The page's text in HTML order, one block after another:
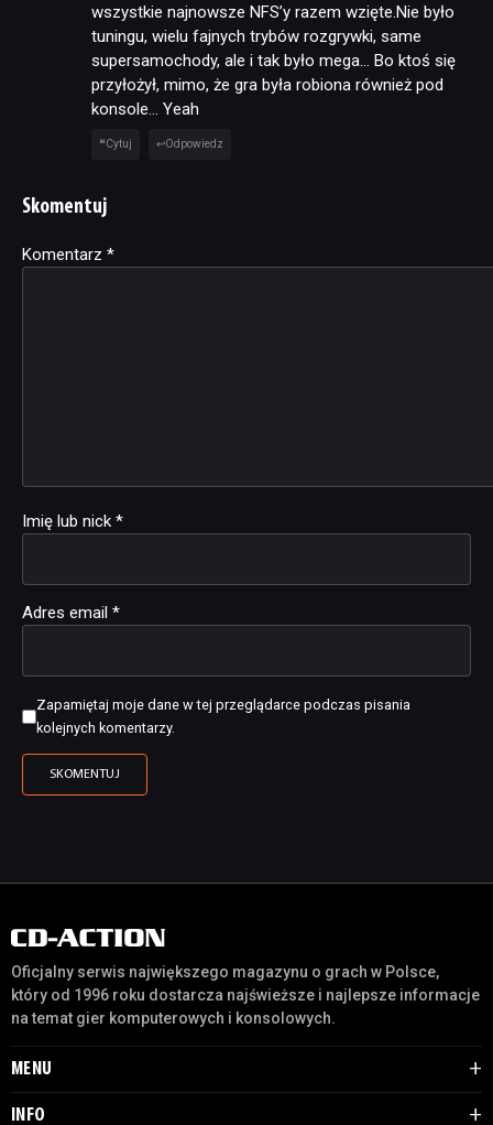
wszystkie najnowsze NFS’y razem wzięte.Nie było
tuningu, wielu fajnych trybów rozgrywki, same
supersamochody, ale i tak było mega… Bo ktoś się
przyłożył, mimo, że gra była robiona również pod
konsole… Yeah
Cytuj Odpowiedz
Skomentuj
Komentarz *
Imię lub nick *
Adres email *
Zapamiętaj moje dane w tej przeglądarce podczas pisania
kolejnych komentarzy.
Alternative:
Oficjalny serwis największego magazynu o grach w Polsce,
który od 1996 roku dostarcza najświeższe i najlepsze informacje
na temat gier komputerowych i konsolowych.
MENU
INFO